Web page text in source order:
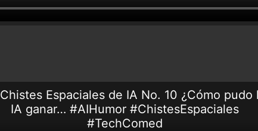
Chistes Espaciales de IA No. 10 ¿Cómo pudo
IA ganar… #AIHumor #ChistesEspaciales
#TechComed